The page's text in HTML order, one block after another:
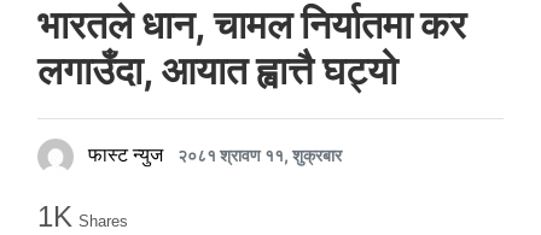
भारतले धान, चामल निर्यातमा कर
लगाउँदा, आयात ह्वात्तै घट्यो
फास्ट न्युज २०८१ श्रावण ११, शुक्रबार
1K Shares